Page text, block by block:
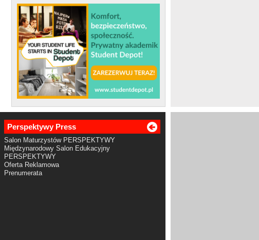
Perspektywy Press
Salon Maturzystów PERSPEKTYWY
Międzynarodowy Salon Edukacyjny
PERSPEKTYWY
Oferta Reklamowa
Prenumerata